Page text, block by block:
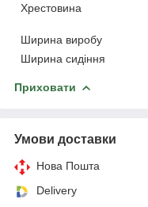
Хрестовина
Ширина виробу
Ширина сидіння
Приховати
Умови доставки
Нова Пошта
Delivery